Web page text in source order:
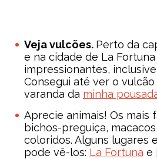
Veja vulcões. Perto da
e na cidade de La
impressionantes,
Consegui até ver o vulcão
varanda da minha
Aprecie animais! Os mais
bichos-preguiça,
coloridos. Alguns lugares
pode vê-los: La Fortuna e